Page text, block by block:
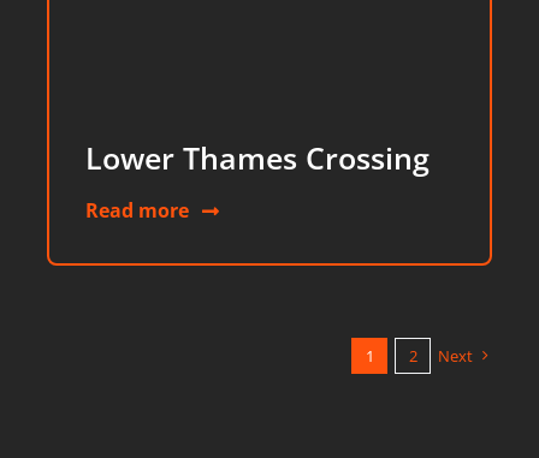
Lower Thames Crossing
Read more
1 2 Next